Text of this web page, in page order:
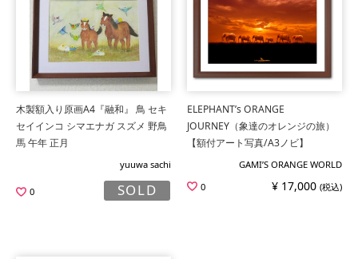
木製額入り原画A4『融和』 鳥 セキ
セイインコ シマエナガ スズメ 野鳥
馬 午年 正月
yuuwa sachi
0 SOLD
ELEPHANT’s ORANGE
JOURNEY（象達のオレンジの旅）
【額付アート写真/A3ノビ】
GAMI’S ORANGE WORLD
0
¥ 17,000 (税込)